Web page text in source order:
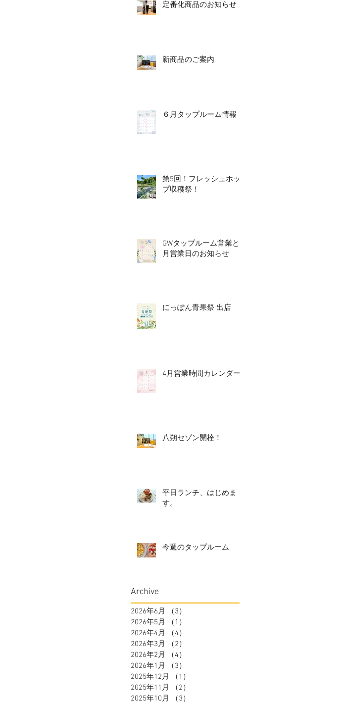
定番化商品のお知らせ
新商品のご案内
６月タップルーム情報
第5回！フレッシュホッ
プ収穫祭！
GWタップルーム営業と5
月営業日のお知らせ
にっぽん青果祭 出店
4月営業時間カレンダー
八朔セゾン開栓！
平日ランチ、はじめま
す。
今週のタップルーム
Archive
2026年6月 （3）
2026年5月
（1）
2026年4月
（4）
2026年3月
（2）
2026年2月
（4）
2026年1月
（3）
2025年12月
（1）
2025年11月
（2）
2025年10月
（3）